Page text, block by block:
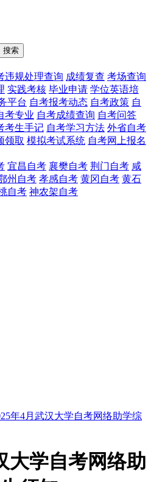
搜索
违规处理查询 成绩复查 考场查询
实践考核 毕业申请 学位英语培
平台 自考报考动态 自考政策 自
考专业 自考成绩查询 自考问答
考生手记 自考学习方法 外省自考
领取 模拟考试系统 自考网上报名
宜昌自考 襄樊自考 荆门自考 咸
州自考 孝感自考 黄冈自考 黄石
自考 神农架自考
年4月武汉大学自考网络助学综
大学自考网络助